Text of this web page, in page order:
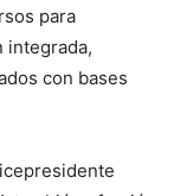
para
integrada,
con bases